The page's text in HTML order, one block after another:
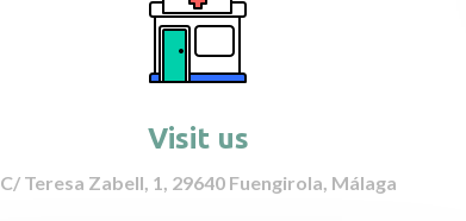
Visit us
C/ Teresa Zabell, 1, 29640 Fuengirola, Málaga